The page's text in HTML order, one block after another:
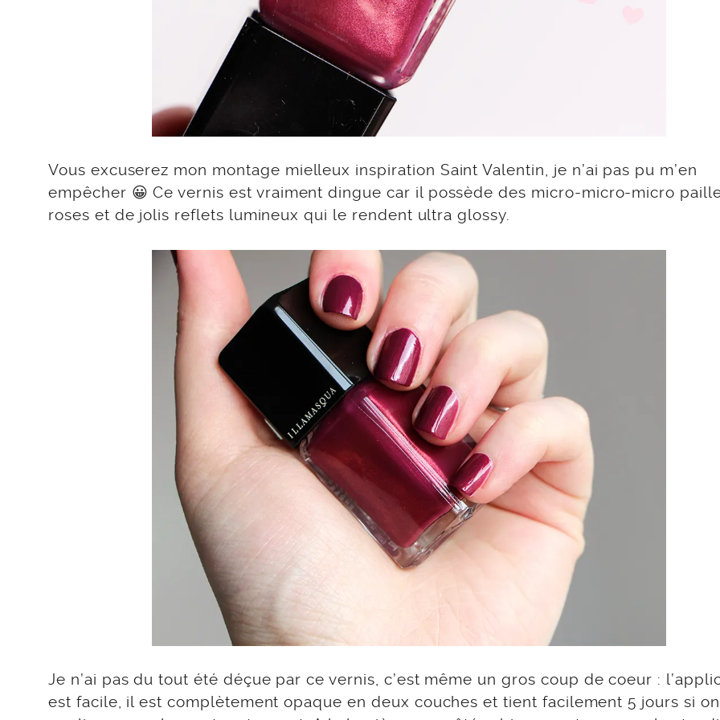
Vous excuserez mon montage mielleux inspiration Saint Valentin, je n’ai pas pu m’en
empêcher 😀 Ce vernis est vraiment dingue car il possède des micro-micro-micro
roses et de jolis reflets lumineux qui le rendent ultra glossy.
Je n’ai pas du tout été déçue par ce vernis, c’est même un gros coup de coeur :
est facile, il est complètement opaque en deux couches et tient facilement 5 jours si on